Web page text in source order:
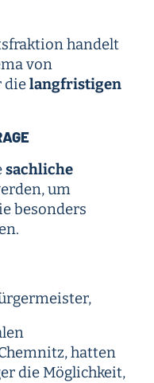
handelt
von
dielangfristigen
sachliche
um
besonders
hatten
die Möglichkeit,